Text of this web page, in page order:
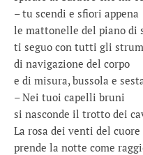
– tu scendi e sfiori appena
le mattonelle del piano di
ti seguo con tutti gli
di navigazione del corpo
e di misura, bussola e
– Nei tuoi capelli bruni
si nasconde il trotto dei
La rosa dei venti del cuore
prende la notte come